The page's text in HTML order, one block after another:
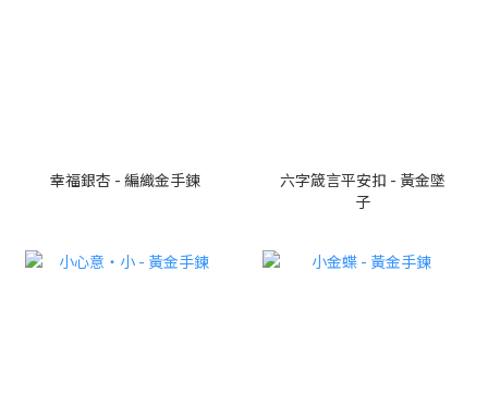
幸福銀杏 - 編織金手鍊
六字箴言平安扣 - 黃金墜
子